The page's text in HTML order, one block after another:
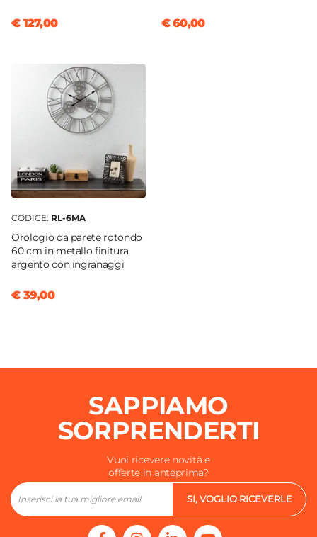
€ 127,00 € 60,00
CODICE: RL-6MA
Orologio da parete rotondo
60 cm in metallo finitura
argento con ingranaggi
€ 39,00
SAPPIAMO
SORPRENDERTI
Vuoi ricevere novità e
offerte in anteprima?
SI, VOGLIO RICEVERLE